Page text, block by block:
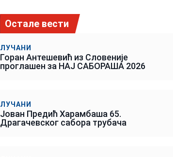
Остале вести
ЛУЧАНИ
Горан Антешевић из Словеније
проглашен за НАЈ САБОРАША 2026
ЛУЧАНИ
Јован Предић Харамбаша 65.
Драгачевског сабора трубача